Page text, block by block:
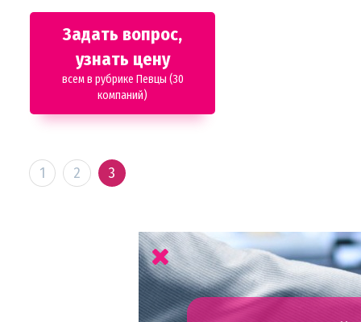
Задать вопрос,
узнать цену
всем в рубрике Певцы (30
компаний)
1 2 3